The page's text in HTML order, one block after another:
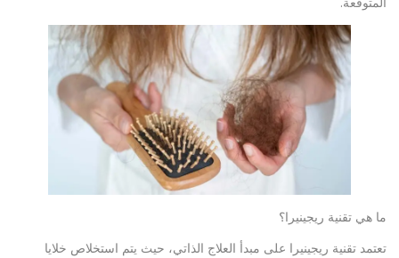
ما هي تقنية ريجينيرا؟
تعتمد تقنية ريجينيرا على مبدأ العلاج الذاتي، حيث يتم استخلاص خلايا